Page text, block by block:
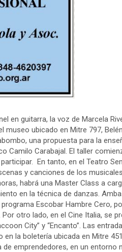
en guitarra, la voz de Marcela
ubicado en Mitre 797,
una propuesta para la
Camilo Carabajal. El taller
En tanto, en el Teatro
y canciones de los
habrá una Master Class a
en la técnica de danzas.
Escobar Hambre Cero,
otro lado, en el Cine Italia, se
City” y “Encanto”. Las
en la boletería ubicada en Mitre
emprendedores, en un entorno